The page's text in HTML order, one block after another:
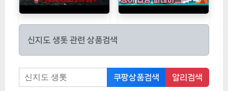
신지도 생톳 관련 상품검색
쿠팡상품검색 알리검색